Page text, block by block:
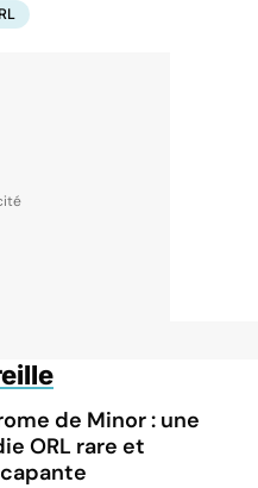
de Minor : une
ORL rare et